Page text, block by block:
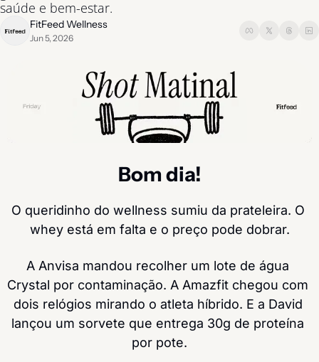
saúde e bem-estar.
FitFeed Wellness
Jun 5, 2026
Bom dia!
O queridinho do wellness sumiu da prateleira. O
whey está em falta e o preço pode dobrar.
A Anvisa mandou recolher um lote de água
Crystal por contaminação. A Amazfit chegou com
dois relógios mirando o atleta híbrido. E a David
lançou um sorvete que entrega 30g de proteína
por pote.